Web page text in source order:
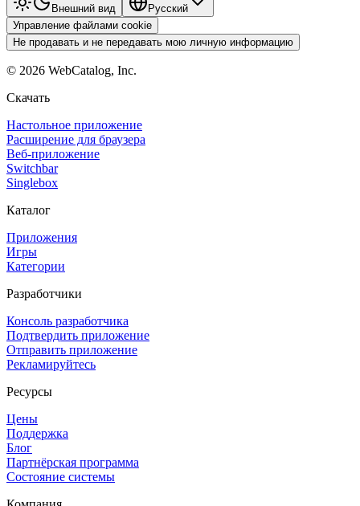
Внешний вид
Pyccкий
Управление файлами cookie
Не продавать и не передавать мою личную информацию
© 2026 WebCatalog, Inc.
Скачать
Настольное приложение
Расширение для браузера
Веб-приложение
Switchbar
Singlebox
Каталог
Приложения
Игры
Категории
Разработчики
Консоль разработчика
Подтвердить приложение
Отправить приложение
Рекламируйтесь
Ресурсы
Цены
Поддержка
Блог
Партнёрская программа
Состояние системы